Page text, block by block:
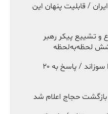
/ قابلیت پنهان این
و تشییع پیکر رهبر
لحظه‌به‌لحظه
ناو وینسنس ۲۹۱ رؤیا را سوزاند / پاسخ به ۲۰
بازگشت حجاج اعلام شد